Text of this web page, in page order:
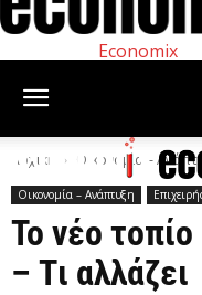
Economix
Αρχική Οικονομία –
Οικονομία – Ανάπτυξη
Το νέο τοπίο
– Tι αλλάζει